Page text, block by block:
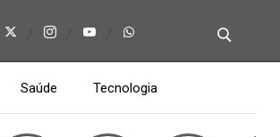
Saúde Tecnologia